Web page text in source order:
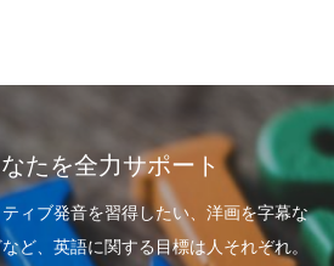
たを全力サポート
ィブ発音を習得したい、洋画を字幕な
ど、英語に関する目標は人それぞれ。